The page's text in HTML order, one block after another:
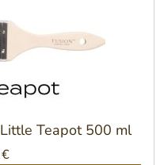
Teapot 500 ml
€